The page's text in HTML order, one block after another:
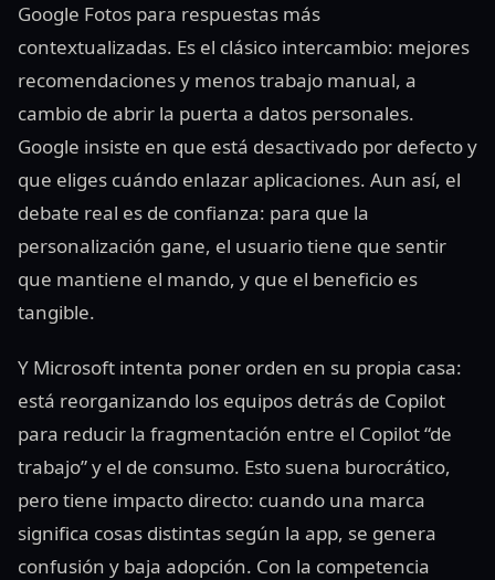
Google Fotos para respuestas más
contextualizadas. Es el clásico intercambio: mejores
recomendaciones y menos trabajo manual, a
cambio de abrir la puerta a datos personales.
Google insiste en que está desactivado por defecto y
que eliges cuándo enlazar aplicaciones. Aun así, el
debate real es de confianza: para que la
personalización gane, el usuario tiene que sentir
que mantiene el mando, y que el beneficio es
tangible.
Y Microsoft intenta poner orden en su propia casa:
está reorganizando los equipos detrás de Copilot
para reducir la fragmentación entre el Copilot “de
trabajo” y el de consumo. Esto suena burocrático,
pero tiene impacto directo: cuando una marca
significa cosas distintas según la app, se genera
confusión y baja adopción. Con la competencia